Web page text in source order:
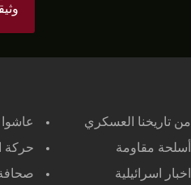
من تاريخنا العسكري
أسلحة مقاومة حركة
اخبار اسرائيلية